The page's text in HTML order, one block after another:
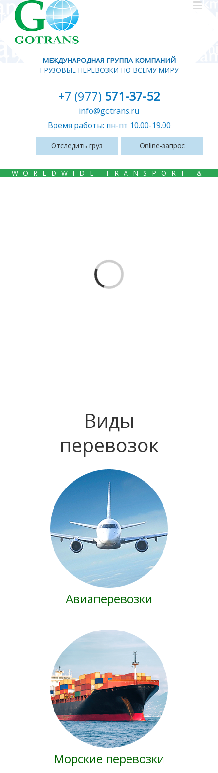
МЕЖДУНАРОДНАЯ ГРУППА КОМПАНИЙ
ГРУЗОВЫЕ ПЕРЕВОЗКИ ПО ВСЕМУ МИРУ
+7 (977) 571-37-52
info@gotrans.ru
Время работы: пн-пт 10.00-19.00
Online-запрос
Отследить груз
WORLDWIDE TRANSPORT &
Loading...
Виды
перевозок
Авиаперевозки
Морские перевозки